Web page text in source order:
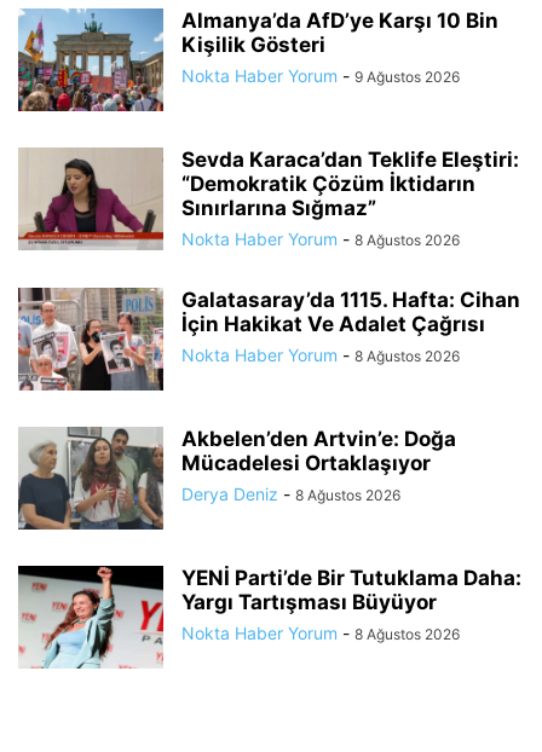
Almanya’da AfD’ye Karşı 10 Bin
Kişilik Gösteri
Nokta Haber Yorum - 9 Ağustos 2026
Sevda Karaca’dan Teklife Eleştiri:
“Demokratik Çözüm İktidarın
Sınırlarına Sığmaz”
Nokta Haber Yorum - 8 Ağustos 2026
Galatasaray’da 1115. Hafta: Cihan
İçin Hakikat Ve Adalet Çağrısı
Nokta Haber Yorum - 8 Ağustos 2026
Akbelen’den Artvin’e: Doğa
Mücadelesi Ortaklaşıyor
Derya Deniz - 8 Ağustos 2026
YENİ Parti’de Bir Tutuklama Daha:
Yargı Tartışması Büyüyor
Nokta Haber Yorum - 8 Ağustos 2026